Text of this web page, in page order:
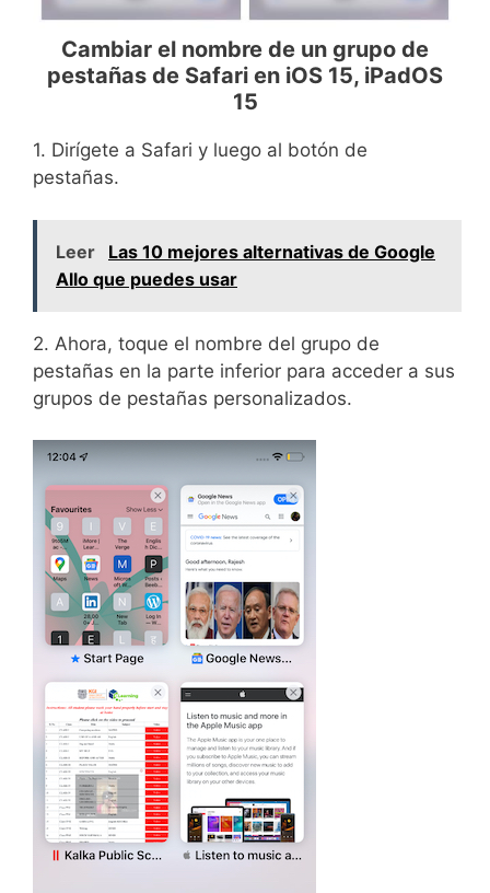
Cambiar el nombre de un grupo de
pestañas de Safari en iOS 15, iPadOS
15
1. Dirígete a Safari y luego al botón de
pestañas.
Leer
Las 10 mejores alternativas de Google
Allo que puedes usar
2. Ahora, toque el nombre del grupo de
pestañas en la parte inferior para acceder a sus
grupos de pestañas personalizados.